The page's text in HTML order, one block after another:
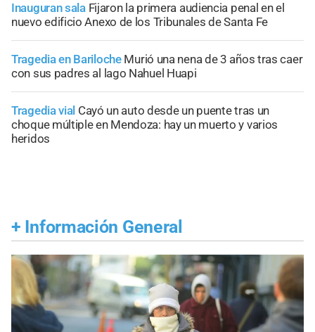
Inauguran sala Fijaron la primera audiencia penal en el
nuevo edificio Anexo de los Tribunales de Santa Fe
Tragedia en Bariloche Murió una nena de 3 años tras caer
con sus padres al lago Nahuel Huapi
Tragedia vial Cayó un auto desde un puente tras un
choque múltiple en Mendoza: hay un muerto y varios
heridos
+ Información General